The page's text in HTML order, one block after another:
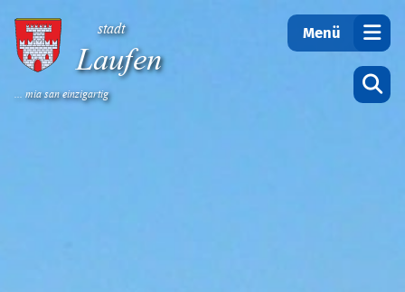
stadt
Laufen
... mia san einzigartig
Menü